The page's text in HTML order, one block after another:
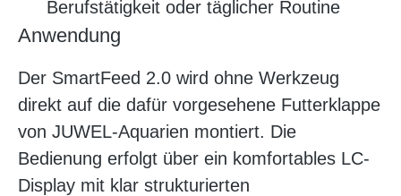
Berufstätigkeit oder täglicher Routine
Anwendung
Der SmartFeed 2.0 wird ohne Werkzeug
direkt auf die dafür vorgesehene Futterklappe
von JUWEL-Aquarien montiert. Die
Bedienung erfolgt über ein komfortables LC-
Display mit klar strukturierten